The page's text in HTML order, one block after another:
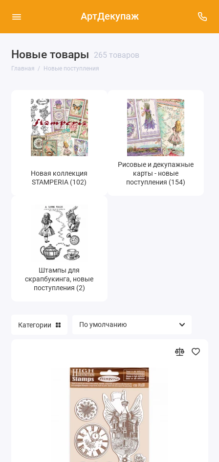
АртДекупаж
Новые товары 265 товаров
Главная Новые поступления
Новая коллекция STAMPERIA (102)
Рисовые и декупажные карты - новые
Штампы для скрапбукинга, новые
поступления (2)
Новая коллекция
STAMPERIA (102)
Рисовые и декупажные
карты - новые
поступления (154)
Штампы для
скрапбукинга, новые
поступления (2)
Категории